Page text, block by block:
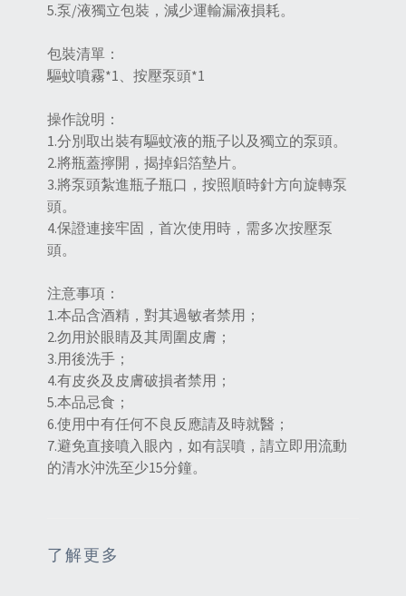
5.泵/液獨立包裝，減少運輸漏液損耗。
包裝清單：
驅蚊噴霧*1、按壓泵頭*1
操作說明：
1.分別取出裝有驅蚊液的瓶子以及獨立的泵頭。
2.將瓶蓋擰開，揭掉鋁箔墊片。
3.將泵頭紮進瓶子瓶口，按照順時針方向旋轉泵
頭。
4.保證連接牢固，首次使用時，需多次按壓泵
頭。
注意事項：
1.本品含酒精，對其過敏者禁用；
2.勿用於眼睛及其周圍皮膚；
3.用後洗手；
4.有皮炎及皮膚破損者禁用；
5.本品忌食；
6.使用中有任何不良反應請及時就醫；
7.避免直接噴入眼內，如有誤噴，請立即用流動
的清水沖洗至少15分鐘。
了解更多